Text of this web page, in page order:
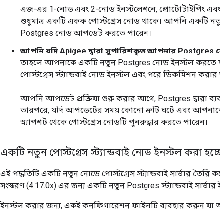
এজ-এর 1-নোড এবং 2-নোড ইনস্টলেশনে, প্রোটোটাইপিং
শুধুমাত্র একটি একক পোস্টগ্রেস নোড থাকে। আপনি একটি
Postgres নোড আপডেট করতে পারেন।
আপনি যদি Apigee দ্বারা সুপারিশকৃত আপনার Postgres
তাহলে আপনাকে একটি নতুন Postgres নোড ইনস্টল করতে
পোস্টগ্রেস স্ট্যান্ডবাই নোড ইনস্টল এবং পরে ডিকমিশন করার
আপনি আপডেট প্রক্রিয়া শুরু করার আগে, Postgres দ্বারা
তারপরে, যদি আপডেটের সময় কোনো ত্রুটি ঘটে এবং
স্ন্যাপশট থেকে পোস্টগ্রেস নোডটি পুনরুদ্ধার করতে পারেন।
একটি নতুন পোস্টগ্রেস স্ট্যান্ডবাই নোড ইনস্টল করা
এই পদ্ধতিটি একটি নতুন নোডে পোস্টগ্রেস স্ট্যান্ডবাই সার্ভার
সংস্করণ (4.17.0x) এর জন্য একটি নতুন Postgres স্ট্যান্ডবাই
ইনস্টল করার জন্য, একই কনফিগারেশন ফাইলটি ব্যবহার করুন